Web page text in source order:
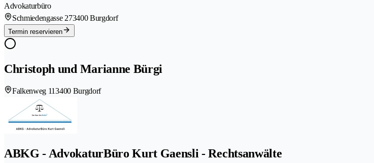
Advokaturbüro
Schmiedengasse 273400 Burgdorf
Termin reservieren
Christoph und Marianne Bürgi
Falkenweg 113400 Burgdorf
ABKG - AdvokaturBüro Kurt Gaensli - Rechtsanwälte